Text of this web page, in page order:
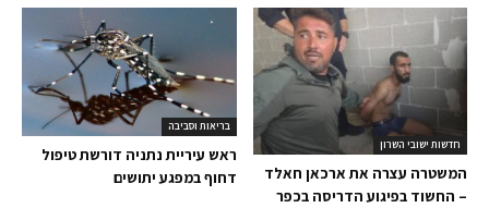
בריאות וסביבה
ראש עיריית נתניה דורשת טיפול
דחוף במפגע יתושים
חדשות ישובי השרון
המשטרה עצרה את ארכאן חאלד
– החשוד בפיגוע הדריסה בכפר